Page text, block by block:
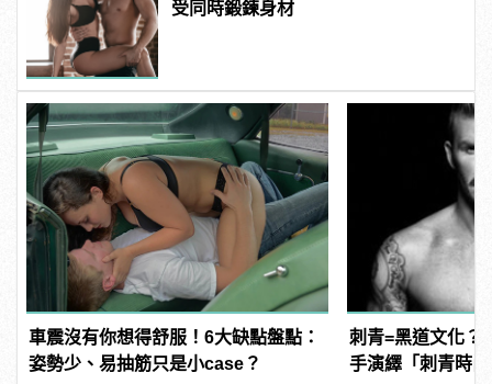
受同時鍛鍊身材
車震沒有你想得舒服！6大缺點盤點：
姿勢少、易抽筋只是小case？
刺青=黑道文化？
手演繹「刺青時